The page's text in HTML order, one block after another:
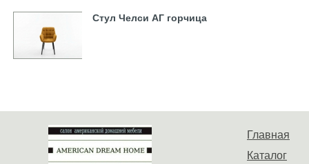
Стул Челси АГ горчица
Главная
Каталог